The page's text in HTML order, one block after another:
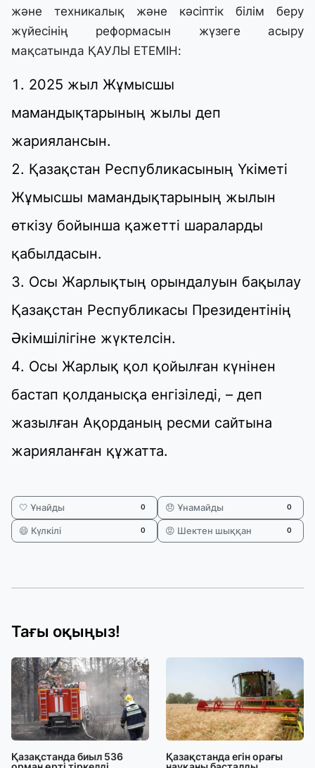
және техникалық және кәсіптік білім беру
жүйесінің реформасын жүзеге асыру
мақсатында ҚАУЛЫ ЕТЕМІН:
2025 жыл Жұмысшы
мамандықтарының жылы деп
жариялансын.
Қазақстан Республикасының Үкіметі
Жұмысшы мамандықтарының жылын
өткізу бойынша қажетті шараларды
қабылдасын.
Осы Жарлықтың орындалуын бақылау
Қазақстан Республикасы Президентінің
Әкімшілігіне жүктелсін.
Осы Жарлық қол қойылған күнінен
бастап қолданысқа енгізіледі, – деп
жазылған Ақорданың ресми сайтына
жарияланған құжатта.
🤍 Ұнайды 0 😞 Ұнамайды 0
😄 Күлкілі 0 😡 Шектен шыққан 0
Тағы оқыңыз!
Қазақстанда биыл 536
Қазақстанда егін орағы